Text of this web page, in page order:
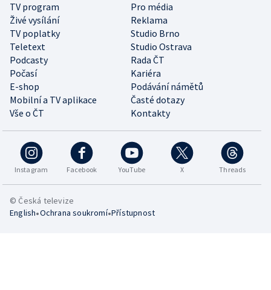
TV program
Pro média
Živé vysílání
Reklama
TV poplatky
Studio Brno
Teletext
Studio Ostrava
Podcasty
Rada ČT
Počasí
Kariéra
E-shop
Podávání námětů
Mobilní a TV aplikace
Časté dotazy
Vše o ČT
Kontakty
Instagram Facebook YouTube X Threads
© Česká televize
English•Ochrana soukromí•Přístupnost